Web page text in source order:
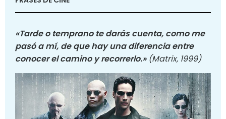
«Tarde o temprano te darás cuenta, como me
pasó a mí, de que hay una diferencia entre
conocer el camino y recorrerlo.» (Matrix, 1999)